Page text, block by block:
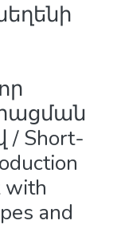
/ Short-
with
and